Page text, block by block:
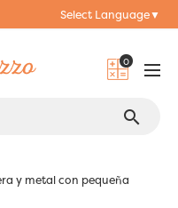
Select Language▼
0
search
y metal con pequeña